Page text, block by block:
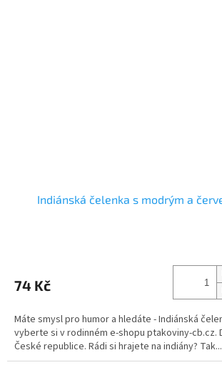
Indiánská čelenka s modrým a
74 Kč
Máte smysl pro humor a hledáte - Indiánská
vyberte si v rodinném e-shopu ptakoviny-cb.cz.
České republice. Rádi si hrajete na indiány? Tak...